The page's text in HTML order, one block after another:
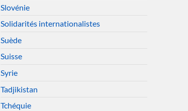
Slovénie
Solidarités internationalistes
Suède
Suisse
Syrie
Tadjikistan
Tchéquie